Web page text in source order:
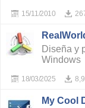
15/11/2010
Diseña y
Windows
18/03/2025
My Cool